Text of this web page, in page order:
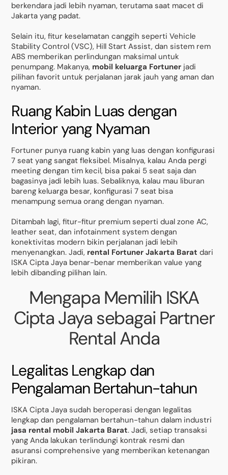
berkendara jadi lebih nyaman, terutama saat macet di
Jakarta yang padat.
Selain itu, fitur keselamatan canggih seperti Vehicle
Stability Control (VSC), Hill Start Assist, dan sistem rem
ABS memberikan perlindungan maksimal untuk
penumpang. Makanya, mobil keluarga Fortuner jadi
pilihan favorit untuk perjalanan jarak jauh yang aman dan
nyaman.
Ruang Kabin Luas dengan
Interior yang Nyaman
Fortuner punya ruang kabin yang luas dengan konfigurasi
7 seat yang sangat fleksibel. Misalnya, kalau Anda pergi
meeting dengan tim kecil, bisa pakai 5 seat saja dan
bagasinya jadi lebih luas. Sebaliknya, kalau mau liburan
bareng keluarga besar, konfigurasi 7 seat bisa
menampung semua orang dengan nyaman.
Ditambah lagi, fitur-fitur premium seperti dual zone AC,
leather seat, dan infotainment system dengan
konektivitas modern bikin perjalanan jadi lebih
menyenangkan. Jadi, rental Fortuner Jakarta Barat dari
ISKA Cipta Jaya benar-benar memberikan value yang
lebih dibanding pilihan lain.
Mengapa Memilih ISKA
Cipta Jaya sebagai Partner
Rental Anda
Legalitas Lengkap dan
Pengalaman Bertahun-tahun
ISKA Cipta Jaya sudah beroperasi dengan legalitas
lengkap dan pengalaman bertahun-tahun dalam industri
jasa rental mobil Jakarta Barat. Jadi, setiap transaksi
yang Anda lakukan terlindungi kontrak resmi dan
asuransi comprehensive yang memberikan ketenangan
pikiran.